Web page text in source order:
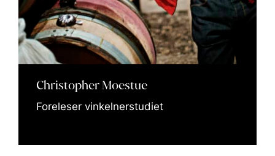
Christopher Moestue
Foreleser vinkelnerstudiet